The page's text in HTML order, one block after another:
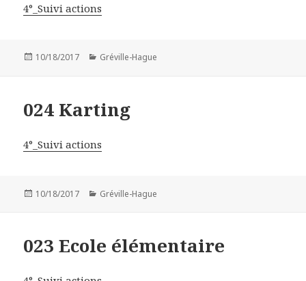
4°_Suivi actions
Publié
10/18/2017 Catégories
Gréville-Hague
024 Karting
4°_Suivi actions
Publié
10/18/2017 Catégories
Gréville-Hague
023 Ecole élémentaire